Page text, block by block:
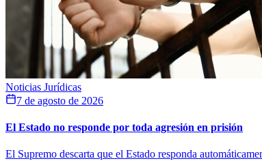
Noticias Jurídicas
7 de agosto de 2026
El Estado no responde por toda agresión en prisión
El Supremo descarta que el Estado responda